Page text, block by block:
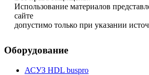
Использование материалов
сайте
допустимо только при указании
Оборудование
АСУЗ HDL buspro